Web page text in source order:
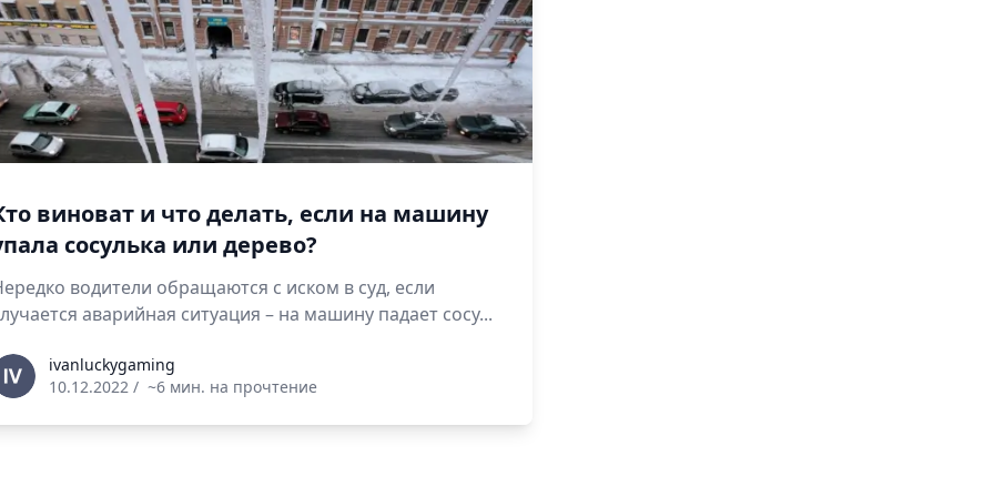
виноват и что делать, если на машину
сосулька или дерево?
водители обращаются с иском в суд, если
аварийная ситуация – на машину падает сосу...
ivanluckygaming
10.12.2022 / ~6 мин. на прочтение